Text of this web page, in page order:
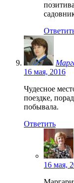
16 мая, 2016
Чудесное
поездке,
побывала.
Ответить
16 мая,